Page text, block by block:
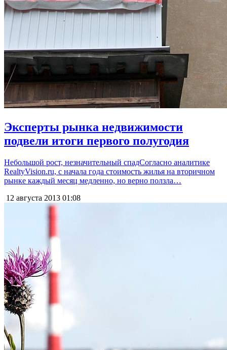
Эксперты рынка недвижимости
подвели итоги первого полугодия
Небольшой рост, незначительный спадСогласно аналитике
RealtyVision.ru, с начала года стоимость жилья на вторичном
рынке каждый месяц медленно, но верно ползла…
12 августа 2013 01:08